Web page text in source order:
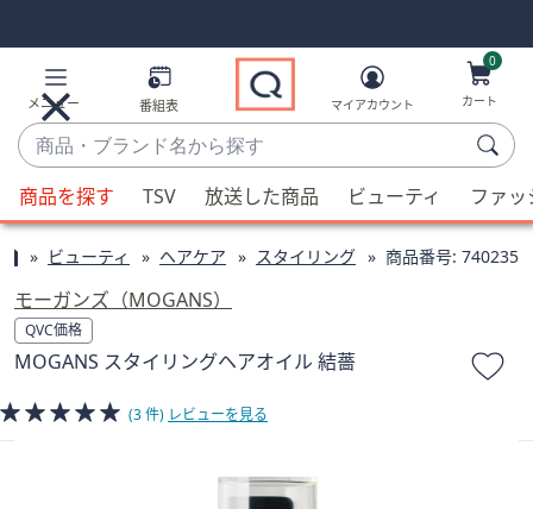
Links
Links2
メニュー 番組表
商
品・
ブ
ラ
ン
名
か
ら
す
候
補
利
用
可
能
場
マイアカウント
0
カート
商品を探す TSV 放送した商品 ビューティ ファ
ビューティ ヘアケア スタイリング 商品番号: 740235
モーガンズ（MOGANS）
QVC価格
MOGANS スタイリングヘアオイル 結薔
(3 件) レビューを見る